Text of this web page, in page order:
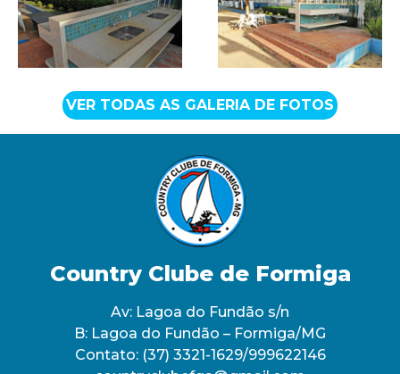
VER TODAS AS GALERIA DE FOTOS
Country Clube de Formiga
Av: Lagoa do Fundão s/n
B: Lagoa do Fundão – Formiga/MG
Contato: (37) 3321-1629/999622146